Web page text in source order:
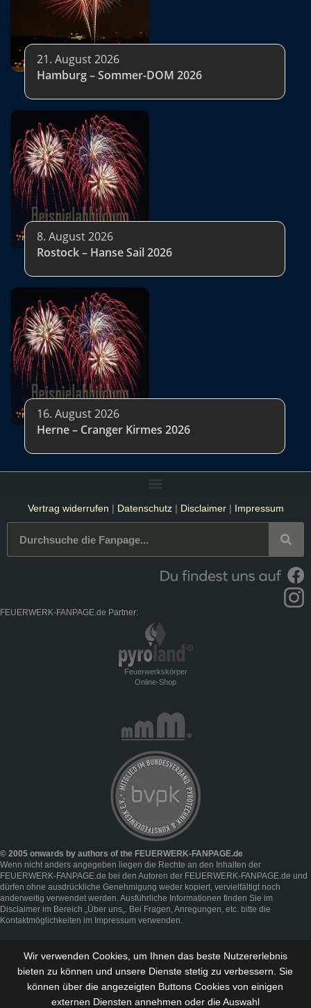
21. August 2026
Hamburg – Sommer-DOM 2026
8. August 2026
Rostock – Hanse Sail 2026
16. August 2026
Herne – Cranger Kirmes 2026
Vertrag widerrufen | Datenschutz| Disclaimer| Impressum
FEUERWERK-FANPAGE.de Partner:
Feuerwerkskörper
Online-Shop
© 2005 onwards by authors of the FEUERWERK-FANPAGE.de
Wenn nicht anders angegeben liegen die Rechte an den Inhalten der
FEUERWERK-FANPAGE.de bei den Autoren der FEUERWERK-FANPAGE.de und
dürfen ohne ausdrückliche Genehmigung weder kopiert, vervielfältigt noch
anderweitig verwendet werden. Ausführliche Informationen finden Sie im
Disclaimer im Bereich „ Über uns „. Bei Fragen, Anregungen, etc. bitte die
Kontaktmöglichkeiten im Impressum verwenden.
Wir verwenden Cookies, um Ihnen das beste Nutzererlebnis
bieten zu können und unsere Dienste stetig zu verbessern . Sie
können über die angezeigten Buttons Cookies von einigen
externen Diensten annehmen oder die Auswahl